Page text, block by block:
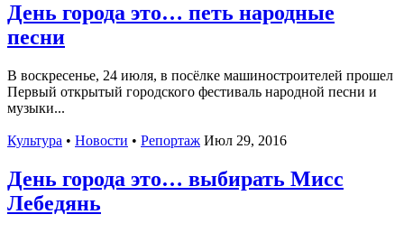
День города это… петь народные
песни
В воскресенье, 24 июля, в посёлке машиностроителей прошел
Первый открытый городского фестиваль народной песни и
музыки...
Культура • Новости • Репортаж Июл 29, 2016
День города это… выбирать Мисс
Лебедянь